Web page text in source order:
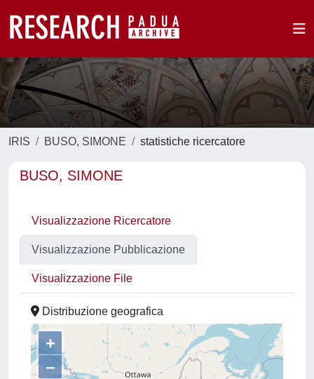
IRIS BUSO, SIMONE statistiche ricercatore
BUSO, SIMONE
Visualizzazione Ricercatore
Visualizzazione Pubblicazione
Visualizzazione File
Distribuzione geografica
+
–